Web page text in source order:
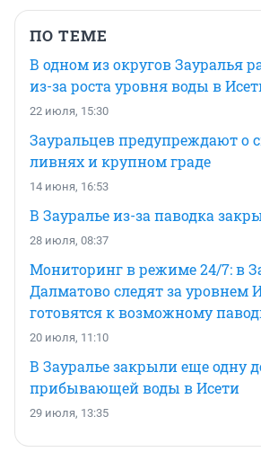
ПО ТЕМЕ
В одном из округов Зауралья
из-за роста уровня воды в
22 июля, 15:30
Зауральцев предупреждают о
ливнях и крупном граде
14 июня, 16:53
В Зауралье из-за паводка
28 июля, 08:37
Мониторинг в режиме 24/7: в
Далматово следят за уровнем
готовятся к возможному
20 июля, 11:10
В Зауралье закрыли еще одну
прибывающей воды в Исети
29 июля, 13:35